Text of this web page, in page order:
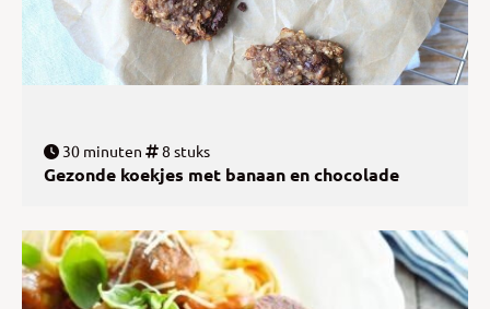
30 minuten 8 stuks
Gezonde koekjes met banaan en chocolade